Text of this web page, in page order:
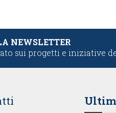
NEWSLETTER
sui progetti e iniziative